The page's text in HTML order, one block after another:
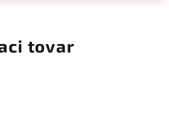
tovar